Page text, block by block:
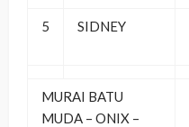
5 SIDNEY
MURAI BATU
MUDA – ONIX –